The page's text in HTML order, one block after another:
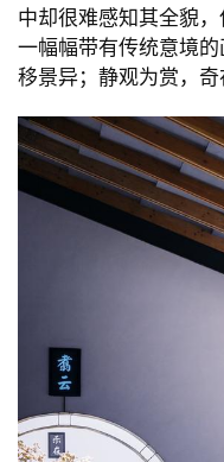
极
速
工
流
裹院子，连续排列的
过明暗对比和门洞的
度超越建筑本身成为视
一幅幅带有传统意境
移景异；静观为赏，